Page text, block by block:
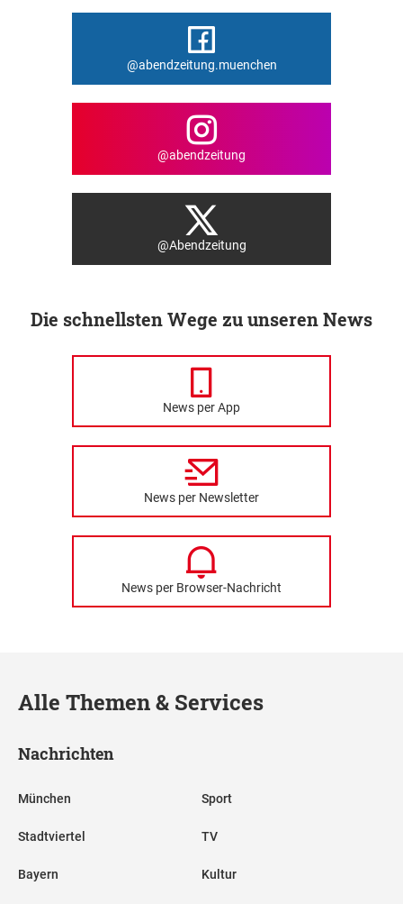
@abendzeitung.muenchen
@abendzeitung
@Abendzeitung
Die schnellsten Wege zu unseren News
News per App
News per Newsletter
News per Browser-Nachricht
Alle Themen & Services
Nachrichten
München
Stadtviertel
Bayern
Sport
TV
Kultur